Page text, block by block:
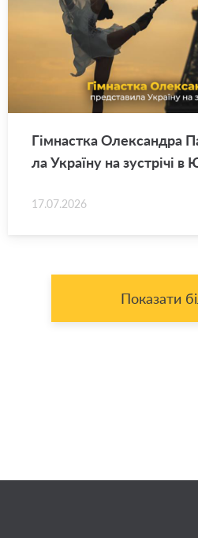
Гім­нас­тка Оле­ксан­дра
ла Укра­ї­ну на зу­стрі­чі
17.07.2026
Показати